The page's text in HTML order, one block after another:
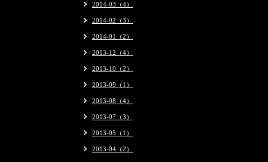
2014-03（4）
2014-02（3）
2014-01（2）
2013-12（4）
2013-10（2）
2013-09（1）
2013-08（4）
2013-07（3）
2013-05（1）
2013-04（2）